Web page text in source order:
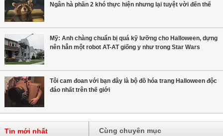
Ngân hà phần 2 khó thực hiện nhưng lại tuyệt vời đến thế
Mỹ: Anh chàng chuẩn bị quá kỹ lưỡng cho Halloween, dựng
nên hẳn một robot AT-AT giống y như trong Star Wars
Tôi cam đoan với bạn đây là bộ đồ hóa trang Halloween độc
đáo nhất trên thế giới
Tin mới nhất Cùng chuyên mục